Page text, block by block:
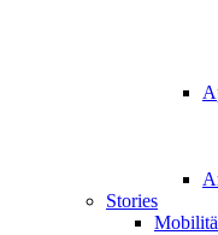
Stories